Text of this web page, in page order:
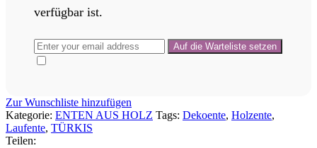
verfügbar ist.
Zur Wunschliste hinzufügen
Kategorie: ENTEN AUS HOLZ Tags: Dekoente, Holzente,
Laufente, TÜRKIS
Teilen: